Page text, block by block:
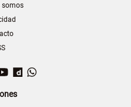
somos
YouTubeDailymotion